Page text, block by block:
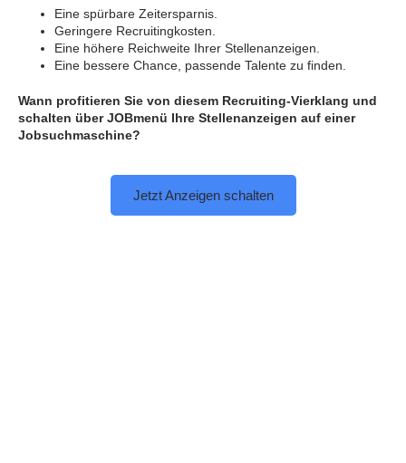
Eine spürbare Zeitersparnis.
Geringere Recruitingkosten.
Eine höhere Reichweite Ihrer Stellenanzeigen.
Eine bessere Chance, passende Talente zu finden.
Wann profitieren Sie von diesem Recruiting-Vierklang und
schalten über JOBmenü Ihre Stellenanzeigen auf einer
Jobsuchmaschine?
Jetzt Anzeigen schalten